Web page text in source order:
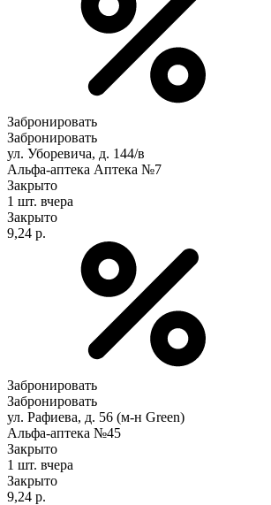
Забронировать
Забронировать
ул. Уборевича, д. 144/в
Альфа-аптека Аптека №7
Закрыто
1 шт. вчера
Закрыто
9,24 р.
Забронировать
Забронировать
ул. Рафиева, д. 56 (м-н Green)
Альфа-аптека №45
Закрыто
1 шт. вчера
Закрыто
9,24 р.